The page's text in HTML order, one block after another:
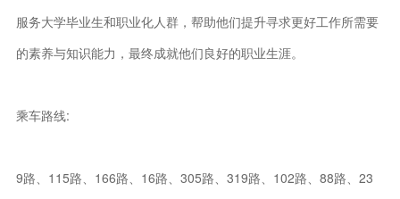
服务大学毕业生和职业化人群，帮助他们提升寻求更好工作所需要
的素养与知识能力，最终成就他们良好的职业生涯。
乘车路线:
9路、115路、166路、16路、305路、319路、102路、88路、23